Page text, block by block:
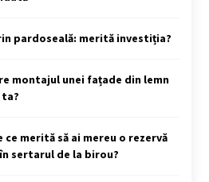
pardoseală: merită investiția?
montajul unei fațade din lemn
ce merită să ai mereu o rezervă
sertarul de la birou?